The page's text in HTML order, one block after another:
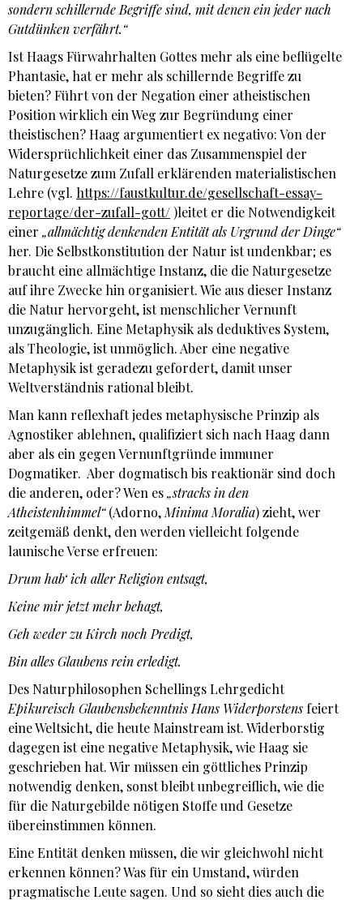
sondern schillernde Begriffe sind, mit denen ein jeder nach
Gutdünken verfährt.“
Ist Haags Fürwahrhalten Gottes mehr als eine beflügelte
Phantasie, hat er mehr als schillernde Begriffe zu
bieten? Führt von der Negation einer atheistischen
Position wirklich ein Weg zur Begründung einer
theistischen? Haag argumentiert ex negativo: Von der
Widersprüchlichkeit einer das Zusammenspiel der
Naturgesetze zum Zufall erklärenden materialistischen
Lehre (vgl. https://faustkultur.de/gesellschaft-essay-
reportage/der-zufall-gott/)leitet er die Notwendigkeit
einer „allmächtig denkenden Entität als Urgrund der Dinge“
her. Die Selbstkonstitution der Natur ist undenkbar; es
braucht eine allmächtige Instanz, die die Naturgesetze
auf ihre Zwecke hin organisiert. Wie aus dieser Instanz
die Natur hervorgeht, ist menschlicher Vernunft
unzugänglich. Eine Metaphysik als deduktives System,
als Theologie, ist unmöglich. Aber eine negative
Metaphysik ist geradezu gefordert, damit unser
Weltverständnis rational bleibt.
Man kann reflexhaft jedes metaphysische Prinzip als
Agnostiker ablehnen, qualifiziert sich nach Haag dann
aber als ein gegen Vernunftgründe immuner
Dogmatiker. Aber dogmatisch bis reaktionär sind doch
die anderen, oder? Wen es„stracks in den
Atheistenhimmel“(Adorno,Minima Moralia) zieht, wer
zeitgemäß denkt, den werden vielleicht folgende
launische Verse erfreuen:
Drum hab‘ ich aller Religion entsagt,
Keine mir jetzt mehr behagt,
Geh weder zu Kirch noch Predigt,
Bin alles Glaubens rein erledigt.
Des Naturphilosophen Schellings Lehrgedicht
Epikureisch Glaubensbekenntnis Hans Widerporstens feiert
eine Weltsicht, die heute Mainstream ist. Widerborstig
dagegen ist eine negative Metaphysik, wie Haag sie
geschrieben hat. Wir müssen ein göttliches Prinzip
notwendig denken, sonst bleibt unbegreiflich, wie die
für die Naturgebilde nötigen Stoffe und Gesetze
übereinstimmen können.
Eine Entität denken müssen, die wir gleichwohl nicht
erkennen können? Was für ein Umstand, würden
pragmatische Leute sagen. Und so sieht dies auch die